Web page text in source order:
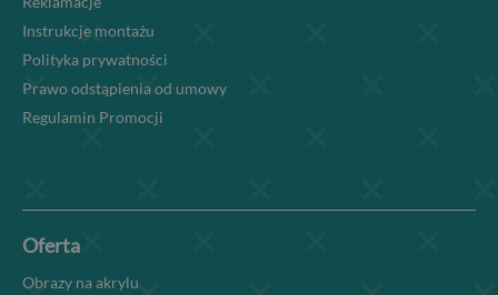
Instrukcje montażu
Polityka prywatności
Prawo odstąpienia od umowy
Regulamin Promocji
Oferta
Obrazy na akrylu